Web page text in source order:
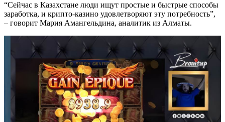
“Сейчас в Казахстане люди ищут простые и быстрые способы
заработка, и крипто‑казино удовлетворяют эту потребность”,
– говорит Мария Амангельдина, аналитик из Алматы.